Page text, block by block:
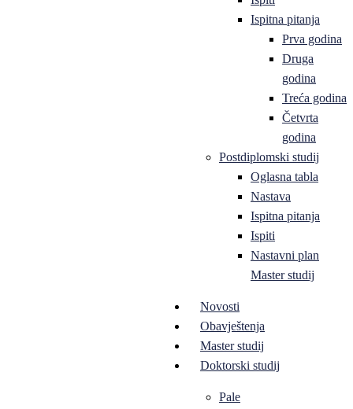
Ispitna pitanja
Prva godina
Druga
godina
Treća godina
Četvrta
godina
Postdiplomski studij
Oglasna tabla
Nastava
Ispitna pitanja
Ispiti
Nastavni plan
Master studij
Novosti
Obavještenja
Master studij
Doktorski studij
Pale